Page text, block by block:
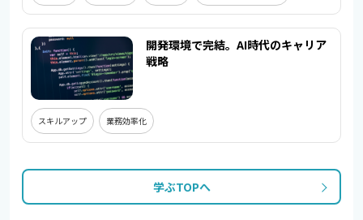
開発環境で完結。AI時代のキャリア
戦略
スキルアップ 業務効率化
学ぶTOPへ